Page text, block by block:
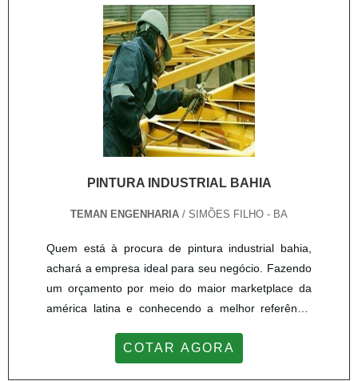
industrial na bahia responsável, chega até a Teman
Engenharia. Disponibilizand...
PINTURA INDUSTRIAL BAHIA
TEMAN ENGENHARIA / SIMÕES FILHO - BA
Quem está à procura de pintura industrial bahia,
achará a empresa ideal para seu negócio. Fazendo
um orçamento por meio do maior marketplace da
américa latina e conhecendo a melhor referência
Quando o tema é pintura industrial bahia, com a
COTAR AGORA